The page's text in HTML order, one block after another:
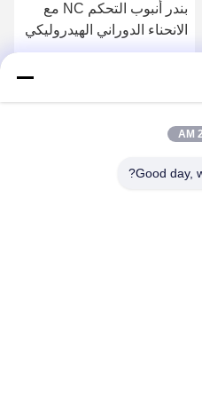
بندر أنبوب التحكم NC مع
الانحناء الدوراني الهيدروليكي
Good day,